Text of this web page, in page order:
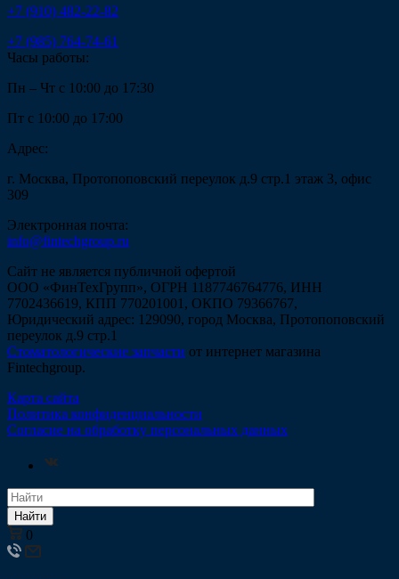
+7 (910) 482-22-82
+7 (985) 764-74-61
Часы работы:
Пн – Чт с 10:00 до 17:30
Пт с 10:00 до 17:00
Адрес:
г. Москва, Протопоповский переулок д.9 стр.1 этаж 3, офис
309
Электронная почта:
info@fintechgroup.ru
Сайт не является публичной офертой
ООО «ФинТехГрупп», ОГРН 1187746764776, ИНН
7702436619, КПП 770201001, ОКПО 79366767,
Юридический адрес: 129090, город Москва, Протопоповский
переулок д.9 стр.1
Стоматологические запчасти от интернет магазина
Fintechgroup.
Карта сайта
Политика конфиденциальности
Согласие на обработку персональных данных
Найти
0